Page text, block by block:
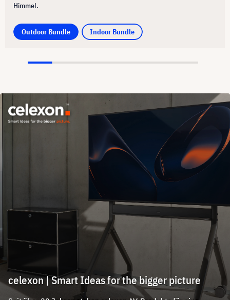
Himmel.
Outdoor Bundle Indoor Bundle
celexon | Smart Ideas for the bigger picture